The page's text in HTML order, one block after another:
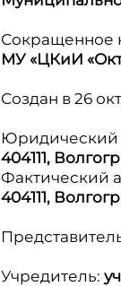
Сокращенное
МУ «ЦКиИ
Создан в 26
Юридический
404111,
Фактический
404111,
Учредитель: